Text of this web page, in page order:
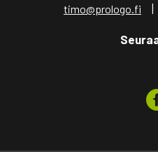
timo@prologo.fi |